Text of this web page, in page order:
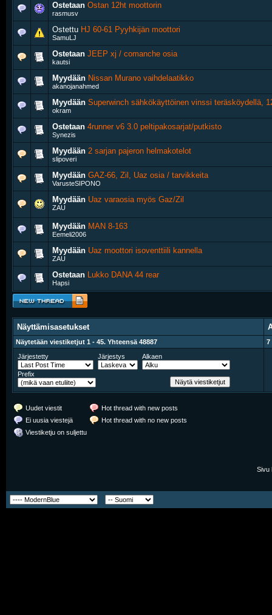
Ostetaan Ostan 12ht moottorin
rasmusv
Ostettu HJ 60-61 Pyyhkijän moottori
SamuLJ
Ostetaan JEEP xj / comanche osia
kautsi
Myydään Nissan Murano vaihdelaatikko
akanojanahmed
Myydään Superwinch sähkökäyttöinen vinssi teräsköydellä,
okram
Ostetaan 4runner v6 3.0 peltipakosarjat/putkisto
Synezis
Myydään 2 sarjan pajeron helmakotelot
slipoveri
Myydään GAZ-66, Zil, Uaz osia / tarvikkeita
VarusteSIPONO
Myydään Uaz varaosia myös Gaz/Zil
ZAU
Myydään MAN 8-163
Eemeli2006
Myydään Uaz moottori isoventtiili kannella
ZAU
Ostetaan Lukko DANA 44 rear
Hapsi
Näyttämisasetukset
Näytetään viestiketjut 1 - 45. Yhteensä 48887
7
Järjestetty
Järjestys Alkaen
Prefix
Uudet viestit
Hot thread with new posts
Ei uusia viestejä
Hot thread with no new posts
Viestiketju on suljettu
Sivu